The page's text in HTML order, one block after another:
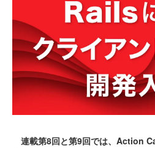
連載第8回と第9回では、Action